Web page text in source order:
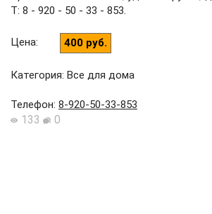
Т: 8 - 920 - 50 - 33 - 853.
Цена: 400 руб.
Категория: Все для дома
Телефон: 8-920-50-33-853
133 0